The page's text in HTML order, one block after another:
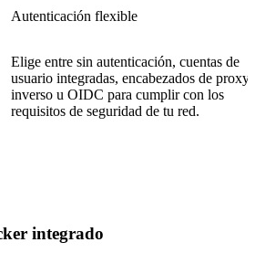
Autenticación flexible
Elige entre sin autenticación, cuentas de
usuario integradas, encabezados de proxy
inverso u OIDC para cumplir con los
requisitos de seguridad de tu red.
integrado